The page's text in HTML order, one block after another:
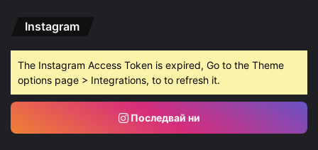
Instagram
The Instagram Access Token is expired, Go to the Theme
options page > Integrations, to to refresh it.
Последвай ни